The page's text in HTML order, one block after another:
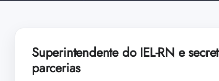
Superintendente do IEL-RN e
parcerias